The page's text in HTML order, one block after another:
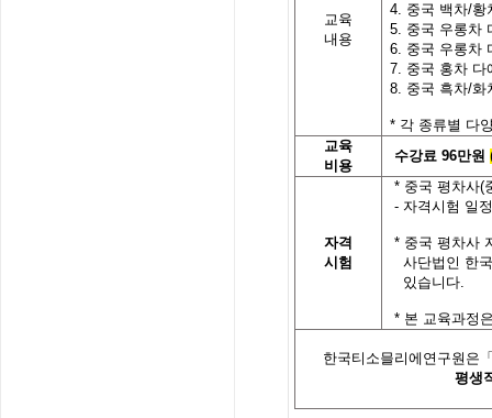
교육
내용
4. 중국 백차/황
5. 중국 우롱차
6. 중국 우롱차
7. 중국 홍차 다
8. 중국 흑차/화
* 각 종류별 다
교육
비용
수강료 96만원
자격
시험
* 중국 평차사(
- 자격시험 일
* 중국 평차사
사단법인 한
있습니다.
* 본 교육과정
한국티소믈리에연구원은
평생